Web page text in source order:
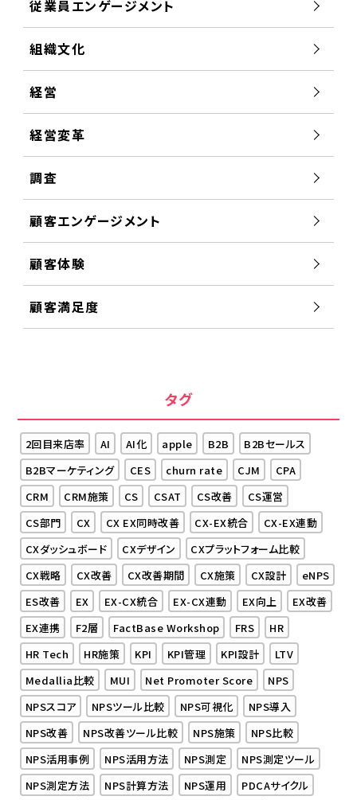
従業員エンゲージメント
組織文化
経営
経営変革
調査
顧客エンゲージメント
顧客体験
顧客満足度
タグ
2回目来店率 AI AI化 apple B2B
B2Bセールス
B2Bマーケティング
CES churn rate CJM
CPA
CRM
CRM施策 CS CSAT CS改善
CS運営
CS部門
CX CX EX同時改善 CX-EX統合
CX-EX連動
CXダッシュボード
CXデザイン
CXプラットフォーム比較
CX戦略
CX改善 CX改善期間 CX施策 CX設計
eNPS
ES改善
EX EX-CX統合 EX-CX連動 EX向上
EX改善
EX連携
F2層 FactBase Workshop FRS
HR
HR Tech
HR施策 KPI KPI管理 KPI設計
LTV
Medallia比較
MUI Net Promoter Score
NPS
NPSスコア
NPSツール比較 NPS可視化
NPS導入
NPS改善
NPS改善ツール比較 NPS施策
NPS比較
NPS活用事例
NPS活用方法 NPS測定
NPS測定ツール
NPS測定方法
NPS計算方法 NPS運用
PDCAサイクル